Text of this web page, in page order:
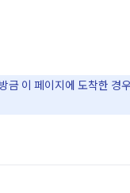
금 이 페이지에 도착한 경